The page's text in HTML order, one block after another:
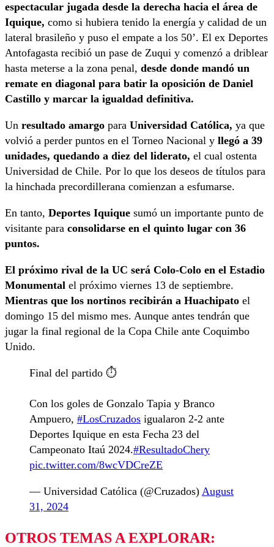
espectacular jugada desde la derecha hacia el área de
Iquique, como si hubiera tenido la energía y calidad de un
lateral brasileño y puso el empate a los 50’. El ex Deportes
Antofagasta recibió un pase de Zuqui y comenzó a driblear
hasta meterse a la zona penal, desde donde mandó un
remate en diagonal para batir la oposición de Daniel
Castillo y marcar la igualdad definitiva.
Un resultado amargo para Universidad Católica, ya que
volvió a perder puntos en el Torneo Nacional y llegó a 39
unidades, quedando a diez del liderato, el cual ostenta
Universidad de Chile. Por lo que los deseos de títulos para
la hinchada precordillerana comienzan a esfumarse.
En tanto, Deportes Iquique sumó un importante punto de
visitante para consolidarse en el quinto lugar con 36
puntos.
El próximo rival de la UC será Colo-Colo en el Estadio
Monumental el próximo viernes 13 de septiembre.
Mientras que los nortinos recibirán a Huachipato el
domingo 15 del mismo mes. Aunque antes tendrán que
jugar la final regional de la Copa Chile ante Coquimbo
Unido.
Final del partido ⏱️
Con los goles de Gonzalo Tapia y Branco
Ampuero, #LosCruzados igualaron 2-2 ante
Deportes Iquique en esta Fecha 23 del
Campeonato Itaú 2024.#ResultadoChery
pic.twitter.com/8wcVDCreZE
— Universidad Católica (@Cruzados) August
31, 2024
OTROS TEMAS A EXPLORAR: